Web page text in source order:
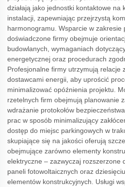
działają jako jednostki kontaktowe na
instalacji, zapewniając przejrzystą
harmonogramu. Wsparcie w zakresie
doświadczone firmy obejmuje
budowlanych, wymaganiach
energetycznej oraz procedurach
Profesjonalne firmy utrzymują relacje
dostawcami energii, aby uprościć
minimalizować opóźnienia projektu.
rzetelnych firm obejmują planowanie
wdrażanie protokołów
prac w sposób minimalizujący
dostęp do miejsc parkingowych w
skupiające się na jakości oferują
obejmujące zarówno elementy
elektryczne – zazwyczaj rozszerzone
paneli fotowoltaicznych oraz
elementów konstrukcyjnych. Usługi